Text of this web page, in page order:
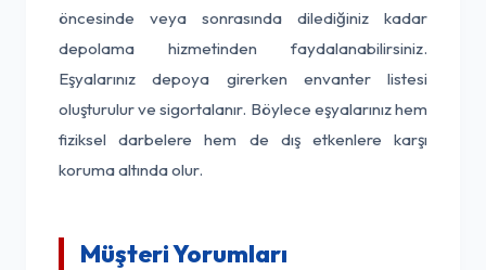
öncesinde veya sonrasında dilediğiniz kadar
depolama hizmetinden faydalanabilirsiniz.
Eşyalarınız depoya girerken envanter listesi
oluşturulur ve sigortalanır. Böylece eşyalarınız hem
fiziksel darbelere hem de dış etkenlere karşı
koruma altında olur.
Müşteri Yorumları